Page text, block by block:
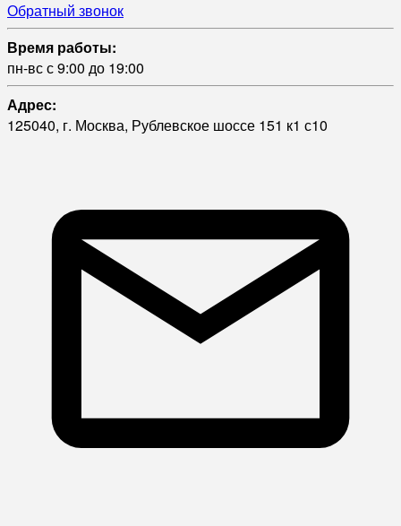
Обратный звонок
Время работы:
пн-вс с 9:00 до 19:00
Адрес:
125040, г. Москва, Рублевское шоссе 151 к1 с10